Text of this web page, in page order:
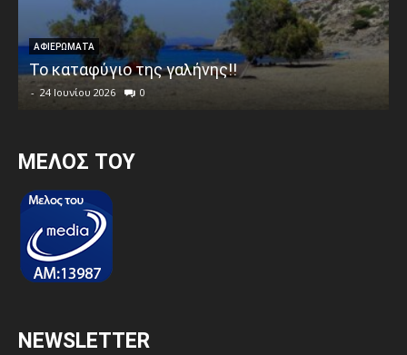
ΑΦΙΕΡΩΜΑΤΑ
Το καταφύγιο της γαλήνης!!
- 24 Ιουνίου 2026 0
MEΛΟΣ ΤΟΥ
NEWSLETTER